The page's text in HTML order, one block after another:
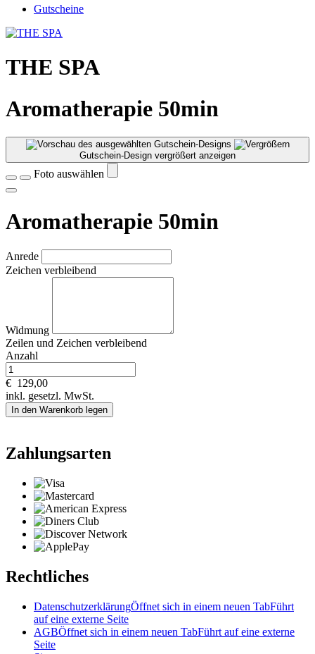
Gutscheine
THE SPA
Aromatherapie 50min
Gutschein-Design vergrößert anzeigen
Foto auswählen
Aromatherapie 50min
Anrede
Zeichen verbleibend
Widmung
Zeilen und Zeichen verbleibend
Anzahl
€ 129,00
inkl. gesetzl. MwSt.
In den Warenkorb legen
Zahlungsarten
Rechtliches
DatenschutzerklärungÖffnet sich in einem neuen TabFührt
auf eine externe Seite
AGBÖffnet sich in einem neuen TabFührt auf eine externe
Seite